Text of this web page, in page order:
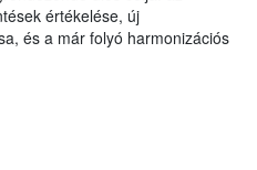
értékelése, új
és a már folyó harmonizációs